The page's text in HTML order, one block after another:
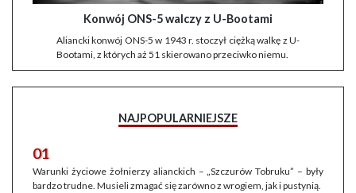
Konwój ONS-5 walczy z U-Bootami
Aliancki konwój ONS-5 w 1943 r. stoczył ciężką walkę z U-
Bootami, z których aż 51 skierowano przeciwko niemu.
NAJPOPULARNIEJSZE
01
Warunki życiowe żołnierzy alianckich – „Szczurów Tobruku” – były
bardzo trudne. Musieli zmagać się zarówno z wrogiem, jak i pustynią.